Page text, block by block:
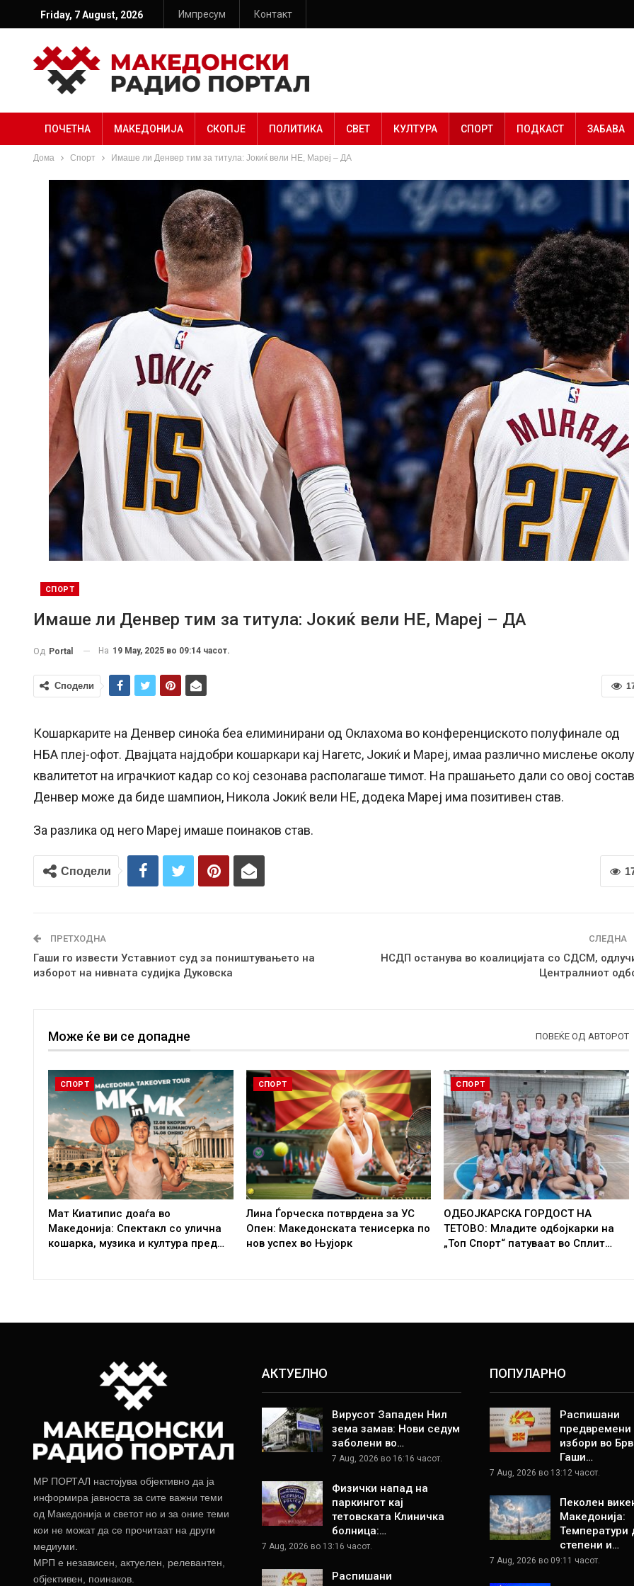
Friday, 7 August, 2026 Импресум Контакт
ПОЧЕТНА МАКЕДОНИЈА СКОПЈЕ ПОЛИТИКА СВЕТ КУЛТУРА СПОРТ ПОДКАСТ ЗАБАВА
Дома Спорт Имаше ли Денвер тим за титула: Јокиќ вели НЕ, Мареј – ДА
СПОРТ
Имаше ли Денвер тим за титула: Јокиќ вели НЕ, Мареј – ДА
Од Portal На 19 May, 2025 во 09:14 часот.
Сподели
Кошаркарите на Денвер синоќа беа елиминирани од Оклахома во конференциското полуфинале од
НБА плеј-офот. Двајцата најдобри кошаркари кај Нагетс, Јокиќ и Мареј, имаа различно мислење околу
квалитетот на играчкиот кадар со кој сезонава располагаше тимот. На прашањето дали со овој состав
Денвер може да биде шампион, Никола Јокиќ вели НЕ, додека Мареј има позитивен став.
За разлика од него Мареј имаше поинаков став.
Сподели
ПРЕТХОДНА
Гаши гo извести Уставниот суд за поништувањето на
изборот на нивната судијка Дуковска
СЛЕДНА
НСДП останува во коалицијата со СДСМ,
Централниот
Може ќе ви се допадне ПОВЕЌЕ ОД АВТОРОТ
СПОРТ
Мат Киатипис доаѓа во
Македонија: Спектакл со улична
кошарка, музика и култура пред…
СПОРТ
Лина Ѓорческа потврдена за УС
Опен: Македонската тенисерка по
нов успех во Њујорк
СПОРТ
ОДБОЈКАРСКА ГОРДОСТ НА
ТЕТОВО: Младите одбојкарки на
„Топ Спорт“ патуваат во Сплит…
МР ПОРТАЛ настојува објективно да ја
информира јавноста за сите важни теми
од Македонија и светот но и за оние теми
кои не можат да се прочитаат на други
медиуми.
МРП е независен, актуелен, релевантен,
објективен, поинаков.
АКТУЕЛНО
Вирусот Западен Нил
зема замав: Нови седум
заболени во…
7 Aug, 2026 во 16:16 часот.
Физички напад на
паркингот кај
тетовската Клиничка
болница:…
7 Aug, 2026 во 13:16 часот.
Распишани
ПОПУЛАРНО
Распишани
предвремени
избори во
Гаши…
7 Aug, 2026 во 13:12 часот.
Пеколен
Македонија:
Температури
степени и…
7 Aug, 2026 во 09:11 часот.